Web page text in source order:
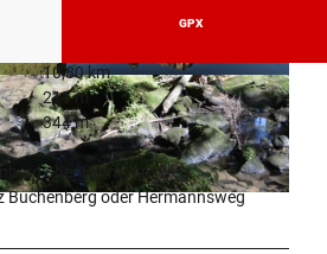
Wald Tour
ismus
© Andreas Hub, Teutoburger Wald Tourismus,
Andreas Hub
GPX
10,80 km
211 m
344 m
oder Hermannsweg
Buchenberg oder Hermannsweg